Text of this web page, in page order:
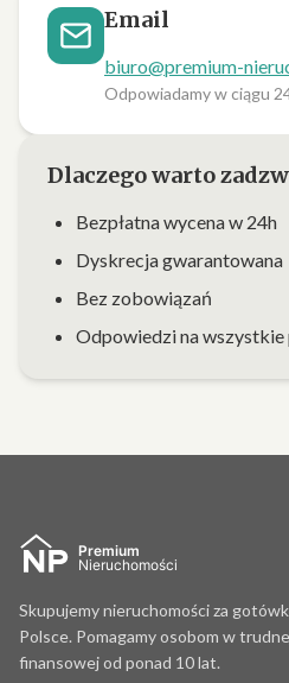
Email
biuro@premium-
Odpowiadamy w ciągu
Dlaczego warto
Bezpłatna wycena w 24h
Dyskrecja gwarantowana
Bez zobowiązań
Odpowiedzi na wszystkie
Skupujemy nieruchomości za
Polsce. Pomagamy osobom w
finansowej od ponad 10 lat.